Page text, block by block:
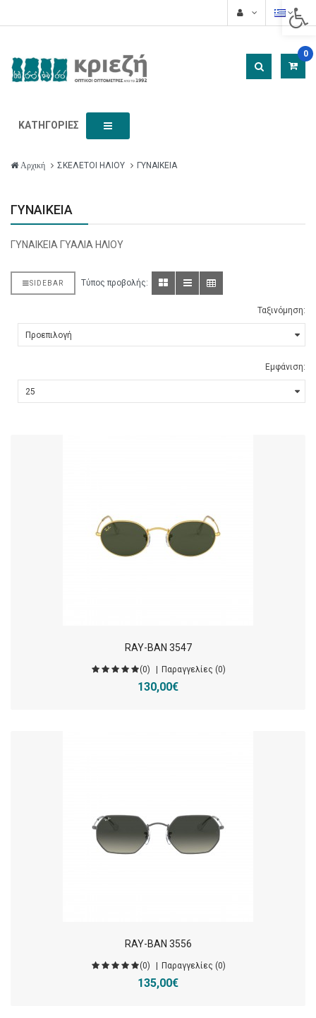
0
ΚΑΤΗΓΟΡΊΕΣ
Αρχική ΣΚΕΛΕΤΟΙ ΗΛΙΟΥ ΓΥΝΑΙΚΕΙΑ
ΓΥΝΑΙΚΕΙΑ
ΓΥΝΑΙΚΕΙΑ ΓΥΑΛΙΑ ΗΛΙΟΥ
SIDEBAR Τύπος προβολής:
Ταξινόμηση:
Εμφάνιση:
RAY-BAN 3547
(0) Παραγγελίες (0)
130,00€
RAY-BAN 3556
(0) Παραγγελίες (0)
135,00€